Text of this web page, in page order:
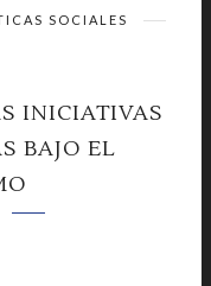
SOCIALES
INICIATIVAS
BAJO EL